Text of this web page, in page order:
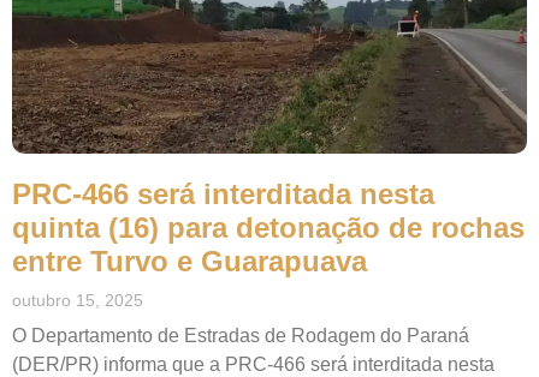
PRC-466 será interditada nesta
quinta (16) para detonação de rochas
entre Turvo e Guarapuava
outubro 15, 2025
O Departamento de Estradas de Rodagem do Paraná
(DER/PR) informa que a PRC-466 será interditada nesta